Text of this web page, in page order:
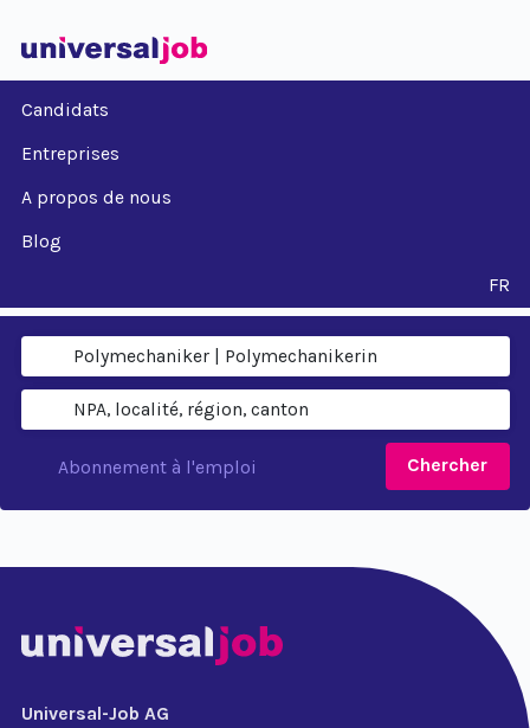
Candidats
Entreprises
A propos de nous
Blog
FR
Chercher
Abonnement à l'emploi
Universal-Job AG